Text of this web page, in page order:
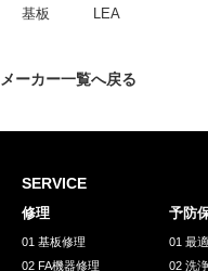
INTERVIEW
採用情報
GREEN
基板 LEA
メーカー一覧へ戻る
SERVICE
修理
01 基板修理
02 FA機器修理
予防
01 最
02 洗浄